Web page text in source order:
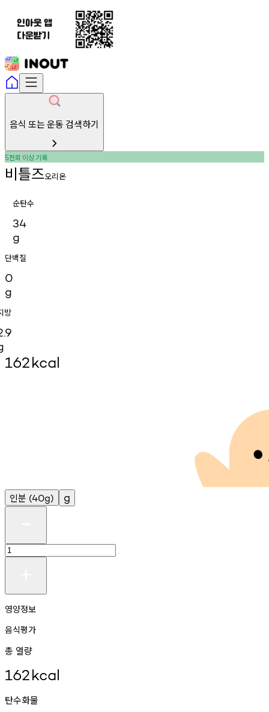
음식 또는 운동 검색하기
5천회 이상기록
비틀즈오리온
순탄수
34
g
단백질
0
g
방
162kcal
인분 (40g) g
영양정보
음식평가
총 열량
162kcal
탄수화물